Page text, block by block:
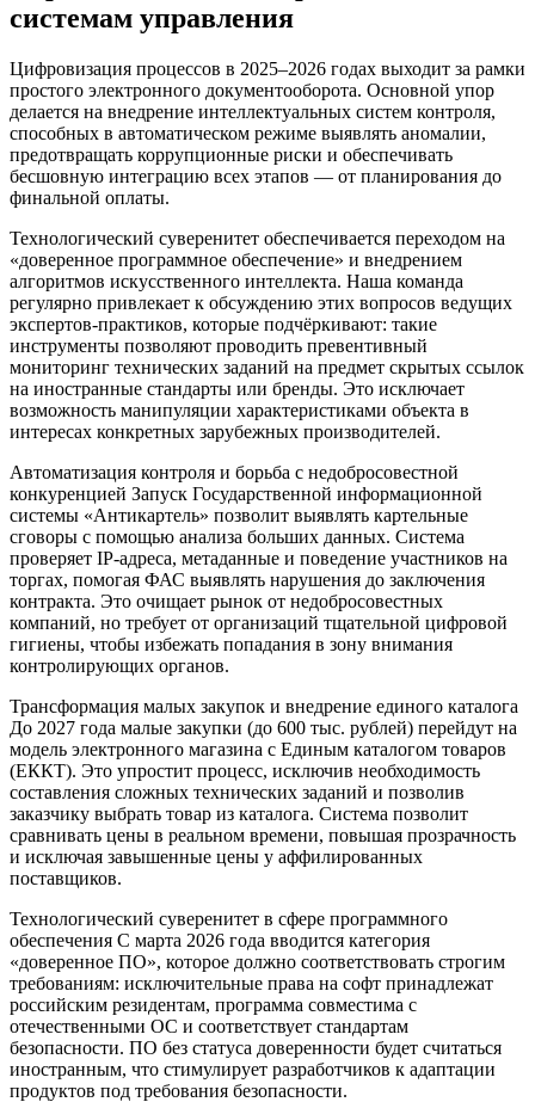
системам управления
Цифровизация процессов в 2025–2026 годах выходит за рамки
простого электронного документооборота. Основной упор
делается на внедрение интеллектуальных систем контроля,
способных в автоматическом режиме выявлять аномалии,
предотвращать коррупционные риски и обеспечивать
бесшовную интеграцию всех этапов — от планирования до
финальной оплаты.
Технологический суверенитет обеспечивается переходом на
«доверенное программное обеспечение» и внедрением
алгоритмов искусственного интеллекта. Наша команда
регулярно привлекает к обсуждению этих вопросов ведущих
экспертов-практиков, которые подчёркивают: такие
инструменты позволяют проводить превентивный
мониторинг технических заданий на предмет скрытых ссылок
на иностранные стандарты или бренды. Это исключает
возможность манипуляции характеристиками объекта в
интересах конкретных зарубежных производителей.
Автоматизация контроля и борьба с недобросовестной
конкуренцией Запуск Государственной информационной
системы «Антикартель» позволит выявлять картельные
сговоры с помощью анализа больших данных. Система
проверяет IP-адреса, метаданные и поведение участников на
торгах, помогая ФАС выявлять нарушения до заключения
контракта. Это очищает рынок от недобросовестных
компаний, но требует от организаций тщательной цифровой
гигиены, чтобы избежать попадания в зону внимания
контролирующих органов.
Трансформация малых закупок и внедрение единого каталога
До 2027 года малые закупки (до 600 тыс. рублей) перейдут на
модель электронного магазина с Единым каталогом товаров
(ЕККТ). Это упростит процесс, исключив необходимость
составления сложных технических заданий и позволив
заказчику выбрать товар из каталога. Система позволит
сравнивать цены в реальном времени, повышая прозрачность
и исключая завышенные цены у аффилированных
поставщиков.
Технологический суверенитет в сфере программного
обеспечения С марта 2026 года вводится категория
«доверенное ПО», которое должно соответствовать строгим
требованиям: исключительные права на софт принадлежат
российским резидентам, программа совместима с
отечественными ОС и соответствует стандартам
безопасности. ПО без статуса доверенности будет считаться
иностранным, что стимулирует разработчиков к адаптации
продуктов под требования безопасности.